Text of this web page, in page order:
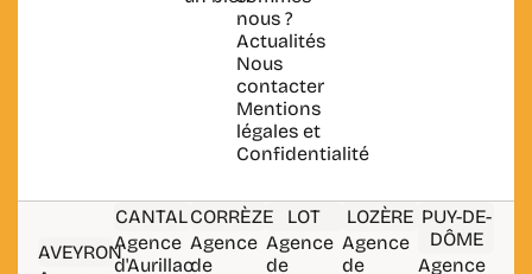
nous ?
Actualités
Nous
contacter
Mentions
légales et
Confidentialité
AVEYRON
CANTAL
Agence
d'Aurillac
CORRÈZE
Agence
de
LOT
Agence
de
LOZÈRE
Agence
de
PUY-DE-
DÔME
Agence